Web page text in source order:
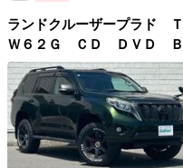
ランドクルーザープラド
Ｗ６２Ｇ ＣＤ ＤＶＤ Ｂ
ビ サンルーフ スプリング
イル ＴＲＤ製マフラー
ラ